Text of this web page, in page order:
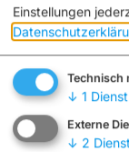
Einstellungen
Technisch
↓ 1 Dienst
Externe
↓ 2